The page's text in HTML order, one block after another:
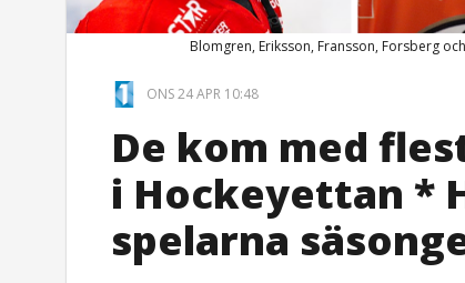
Blomgren, Eriksson, Fransson, Forsberg och
ONS 24 APR 10:48
De kom med
i Hockeyettan *
spelarna